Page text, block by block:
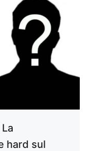
hard sul